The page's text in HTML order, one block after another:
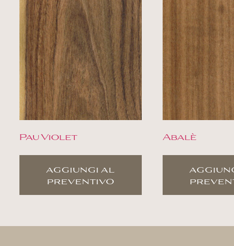
Pau Violet
aggiungi al
preventivo
Abalè